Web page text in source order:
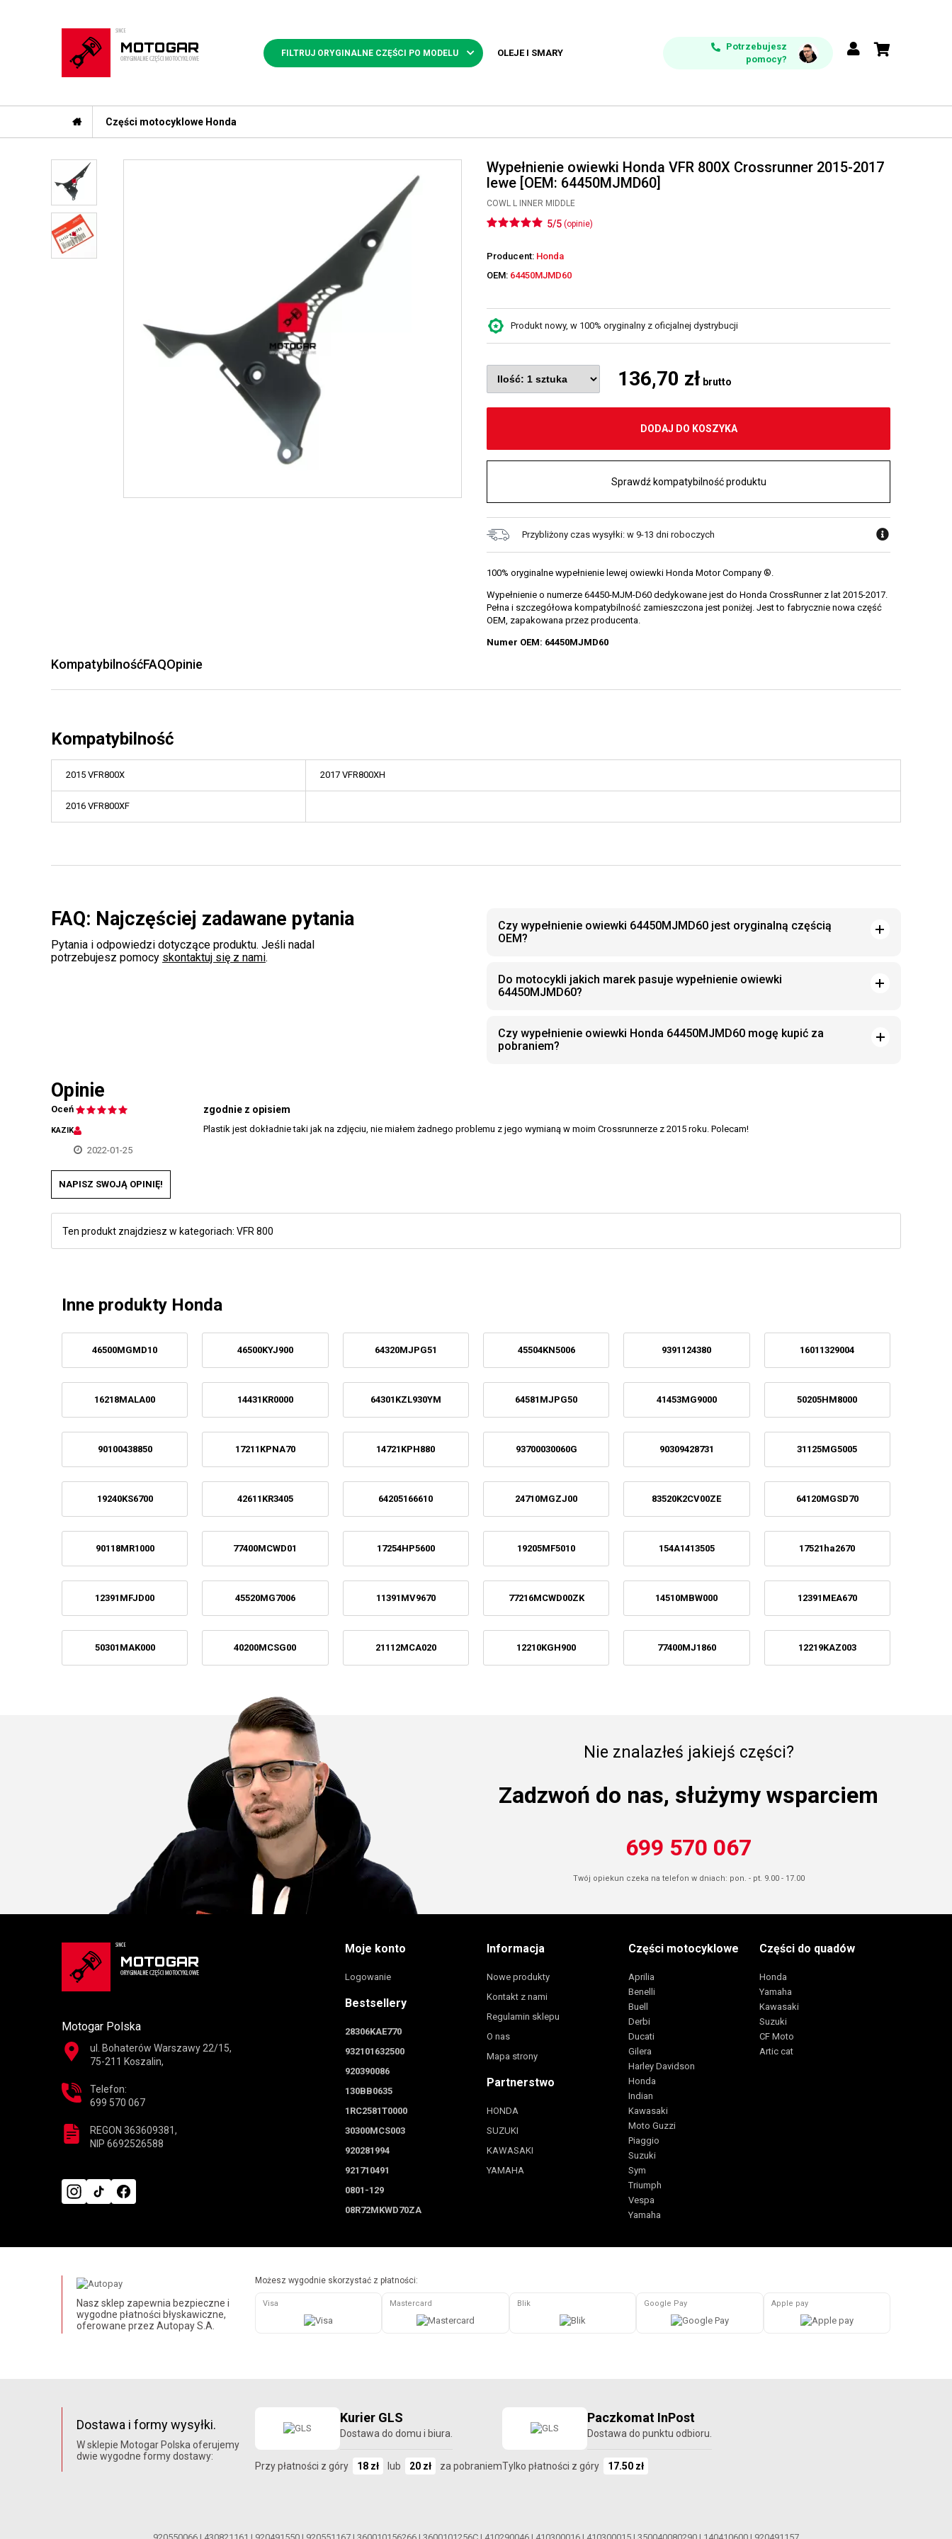
FILTRUJ ORYGINALNE CZĘŚCI PO MODELU OLEJE I SMARY
Potrzebujesz
pomocy?
Części motocyklowe Honda
Wypełnienie owiewki Honda VFR 800X Crossrunner 2015-2017
lewe [OEM: 64450MJMD60]
COWL L INNER MIDDLE
5/5 (opinie)
Producent: Honda
OEM: 64450MJMD60
Produkt nowy, w 100% oryginalny z oficjalnej dystrybucji
136,70 zł brutto
DODAJ DO KOSZYKA
Sprawdź kompatybilność produktu
Przybliżony czas wysyłki: w 9-13 dni roboczych
100% oryginalne wypełnienie lewej owiewki Honda Motor Company ®.
Wypełnienie o numerze 64450-MJM-D60 dedykowane jest do Honda CrossRunner z lat 2015-2017.
Pełna i szczegółowa kompatybilność zamieszczona jest poniżej. Jest to fabrycznie nowa część
OEM, zapakowana przez producenta.
Numer OEM: 64450MJMD60
KompatybilnośćFAQOpinie
Kompatybilność
2015 VFR800X 2017 VFR800XH
2016 VFR800XF
FAQ: Najczęściej zadawane pytania
Pytania i odpowiedzi dotyczące produktu. Jeśli nadal
potrzebujesz pomocy skontaktuj się z nami.
Czy wypełnienie owiewki 64450MJMD60 jest oryginalną częścią
OEM?
Do motocykli jakich marek pasuje wypełnienie owiewki
64450MJMD60?
Czy wypełnienie owiewki Honda 64450MJMD60 mogę kupić za
pobraniem?
Opinie
Oceń
KAZIK
2022-01-25
zgodnie z opisiem
Plastik jest dokładnie taki jak na zdjęciu, nie miałem żadnego problemu z jego wymianą w moim Crossrunnerze z 2015 roku. Polecam!
NAPISZ SWOJĄ OPINIĘ!
Ten produkt znajdziesz w kategoriach: VFR 800
Inne produkty Honda
46500MGMD10 46500KYJ900 64320MJPG51 45504KN5006 9391124380 16011329004
16218MALA00 14431KR0000 64301KZL930YM 64581MJPG50 41453MG9000 50205HM8000
90100438850 17211KPNA70 14721KPH880 93700030060G 90309428731 31125MG5005
19240KS6700 42611KR3405 64205166610 24710MGZJ00 83520K2CV00ZE 64120MGSD70
90118MR1000 77400MCWD01 17254HP5600 19205MF5010 154A1413505 17521ha2670
12391MFJD00 45520MG7006 11391MV9670 77216MCWD00ZK 14510MBW000 12391MEA670
50301MAK000 40200MCSG00 21112MCA020 12210KGH900 77400MJ1860 12219KAZ003
Nie znalazłeś jakiejś części?
Zadzwoń do nas, służymy wsparciem
699 570 067
Twój opiekun czeka na telefon w dniach: pon. - pt. 9.00 - 17.00
Motogar Polska
ul. Bohaterów Warszawy 22/15,
75-211 Koszalin,
Telefon:
699 570 067
REGON 363609381,
NIP 6692526588
Moje konto
Logowanie
Bestsellery
28306KAE770
932101632500
920390086
130BB0635
1RC2581T0000
30300MCS003
920281994
921710491
0801-129
08R72MKWD70ZA
Informacja
Nowe produkty
Kontakt z nami
Regulamin sklepu
O nas
Mapa strony
Partnerstwo
HONDA
SUZUKI
KAWASAKI
YAMAHA
Części motocyklowe
Aprilia
Benelli
Buell
Derbi
Ducati
Gilera
Harley Davidson
Honda
Indian
Kawasaki
Moto Guzzi
Piaggio
Suzuki
Sym
Triumph
Vespa
Yamaha
Części do quadów
Honda
Yamaha
Kawasaki
Suzuki
CF Moto
Artic cat
Nasz sklep zapewnia bezpieczne i
wygodne płatności błyskawiczne,
oferowane przez Autopay S.A.
Możesz wygodnie skorzystać z płatności:
Visa Mastercard Blik Google Pay Apple pay
Dostawa i formy wysyłki.
W sklepie Motogar Polska oferujemy
dwie wygodne formy dostawy:
Kurier GLS
Dostawa do domu i biura.
Przy płatności z góry 18 zł lub 20 zł za pobraniem
Paczkomat InPost
Dostawa do punktu odbioru.
Tylko płatności z góry 17.50 zł